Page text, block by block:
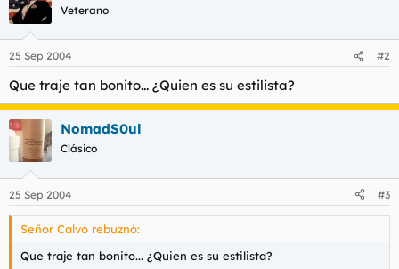
Veterano
25 Sep 2004 #2
Que traje tan bonito... ¿Quien es su estilista?
NomadS0ul
Clásico
25 Sep 2004 #3
Señor Calvo rebuznó:
Que traje tan bonito... ¿Quien es su estilista?